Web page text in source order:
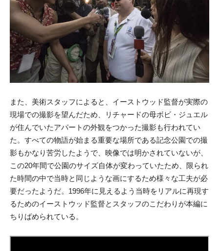
また、美術スタッフによると、イーストウッド監督が実際の
現場での撮影を望んだため、リチャードの母ボビ・ジュエル
が住んでいたアパートの外観をつかった撮影も行われてい
た。すべての物語が始まる重要な場所である記念公園での撮
影もかなり苦労したようで、映像では明かされていないが、
この20年間で公園のサイズ自体が変わっていたため、限られ
た時間の中で当時と同じような画にするため様々な工夫が必
要だったようだ。1996年に見えるよう当時をリアルに再現す
るためのイーストウッド監督とスタッフのこだわりが本編に
ちりばめられている。